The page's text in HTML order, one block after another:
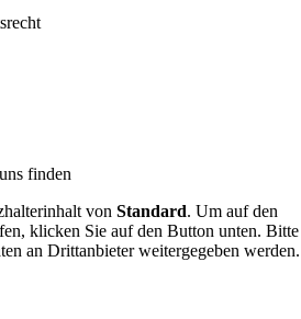
finden
vonStandard. Um auf den
klicken Sie auf den Button unten. Bitte
an Drittanbieter weitergegeben werden.